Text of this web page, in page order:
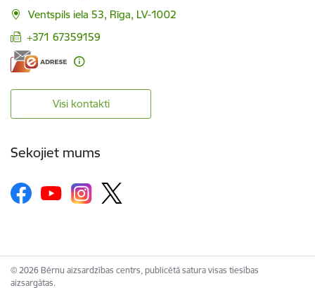
Ventspils iela 53, Rīga, LV-1002
+371 67359159
Visi kontakti
Sekojiet mums
© 2026 Bērnu aizsardzības centrs, publicētā satura visas tiesības
aizsargātas.